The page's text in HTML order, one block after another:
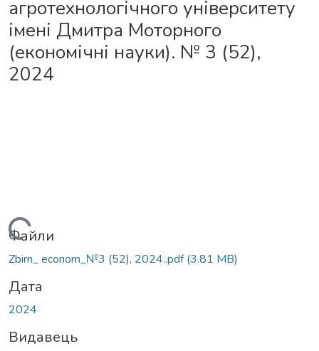
агротехнологічного університету
імені Дмитра Моторного
(економічні науки). № 3 (52),
2024
Вантажиться...
Файли
Zbirn_ econom_№3 (52), 2024..pdf(3.81 MB)
Дата
2024
Видавець